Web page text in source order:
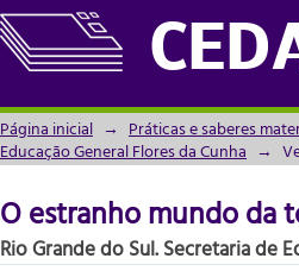
O estranho mundo da
Página inicial → Práticas e saberes
Educação General Flores da Cunha →
O estranho mundo da
Rio Grande do Sul. Secretaria de